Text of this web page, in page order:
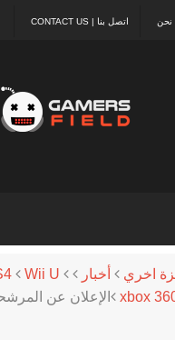
اتصل بنا | CONTACT US
اخري أخبار
Wii U
xbox الإعلان عن